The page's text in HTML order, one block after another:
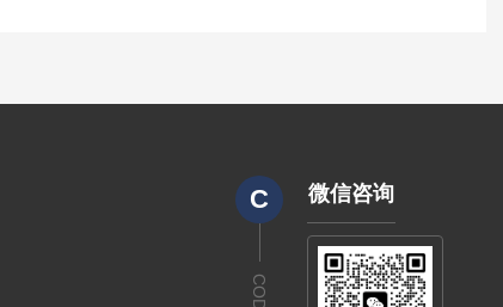
C
CODE
微信咨询